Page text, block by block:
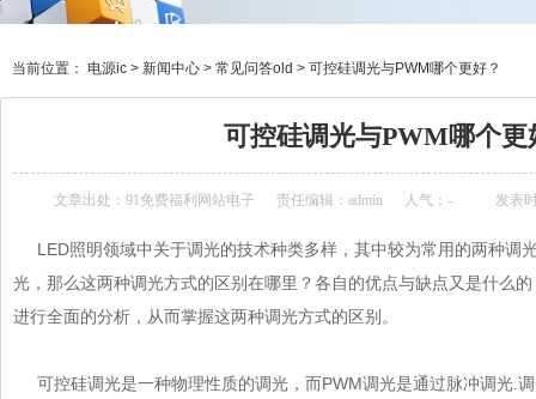
当前位置： 电源ic > 新闻中心 > 常见问答old > 可控硅调光与PWM哪个更好？
可控硅调光与PWM哪个更好
文章出处： 91免费福利网站电子 责任编辑：admin 人气： - 发表时
LED照明领域中关于调光的技术种类多样，其中较为常用的两种调
光，那么这两种调光方式的区别在哪里？各自的优点与缺点又是什么
进行全面的分析，从而掌握这两种调光方式的区别。
可控硅调光是一种物理性质的调光，而PWM调光是通过脉冲调光.调